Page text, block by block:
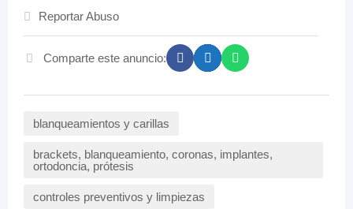
Reportar Abuso
Comparte este anuncio:
blanqueamientos y carillas
brackets, blanqueamiento, coronas, implantes,
ortodoncia, prótesis
controles preventivos y limpiezas